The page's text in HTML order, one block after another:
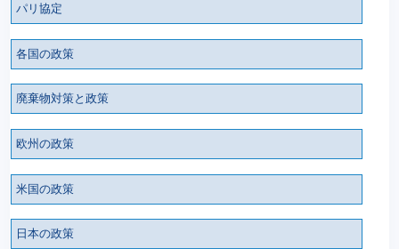
パリ協定
各国の政策
廃棄物対策と政策
欧州の政策
米国の政策
日本の政策